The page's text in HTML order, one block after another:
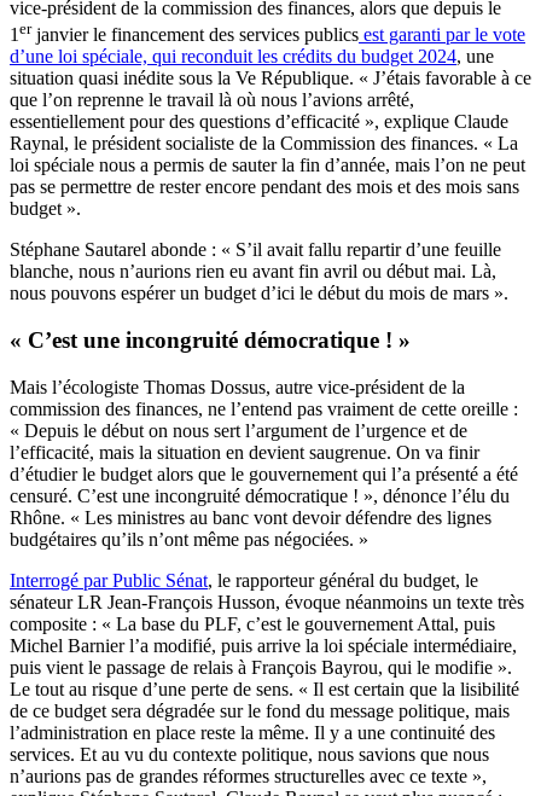
vice-président de la commission des finances, alors que depuis le
1 erjanvier le financement des services publics est garanti par le vote
d’une loi spéciale, qui reconduit les crédits du budget 2024, une
situation quasi inédite sous la Ve République. « J’étais favorable à ce
que l’on reprenne le travail là où nous l’avions arrêté,
essentiellement pour des questions d’efficacité », explique Claude
Raynal, le président socialiste de la Commission des finances. « La
loi spéciale nous a permis de sauter la fin d’année, mais l’on ne peut
pas se permettre de rester encore pendant des mois et des mois sans
budget ».
Stéphane Sautarel abonde : « S’il avait fallu repartir d’une feuille
blanche, nous n’aurions rien eu avant fin avril ou début mai. Là,
nous pouvons espérer un budget d’ici le début du mois de mars ».
« C’est une incongruité démocratique ! »
Mais l’écologiste Thomas Dossus, autre vice-président de la
commission des finances, ne l’entend pas vraiment de cette oreille :
« Depuis le début on nous sert l’argument de l’urgence et de
l’efficacité, mais la situation en devient saugrenue. On va finir
d’étudier le budget alors que le gouvernement qui l’a présenté a été
censuré. C’est une incongruité démocratique ! », dénonce l’élu du
Rhône. « Les ministres au banc vont devoir défendre des lignes
budgétaires qu’ils n’ont même pas négociées. »
Interrogé par Public Sénat, le rapporteur général du budget, le
sénateur LR Jean-François Husson, évoque néanmoins un texte très
composite : « La base du PLF, c’est le gouvernement Attal, puis
Michel Barnier l’a modifié, puis arrive la loi spéciale intermédiaire,
puis vient le passage de relais à François Bayrou, qui le modifie ».
Le tout au risque d’une perte de sens. « Il est certain que la lisibilité
de ce budget sera dégradée sur le fond du message politique, mais
l’administration en place reste la même. Il y a une continuité des
services. Et au vu du contexte politique, nous savions que nous
n’aurions pas de grandes réformes structurelles avec ce texte »,